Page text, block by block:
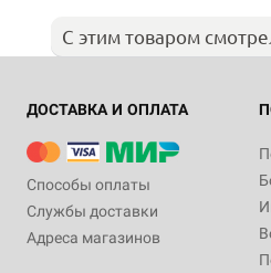
С этим товаром
ДОСТАВКА И ОПЛАТА
Способы оплаты
Службы доставки
Адреса магазинов